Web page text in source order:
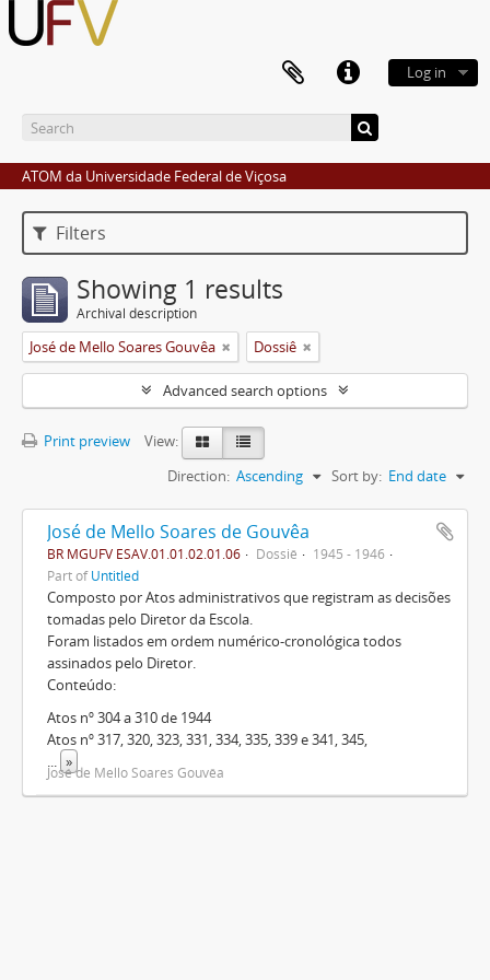
Log in
ATOM da Universidade Federal de Viçosa
Filters
Showing 1 results
Archival description
José de Mello Soares Gouvêa Dossiê
Advanced search options
Print preview
View:
Sort by: End date
Direction: Ascending
José de Mello Soares de Gouvêa
BR MGUFV ESAV.01.01.02.01.06 Dossiê
1945 - 1946
Part ofUntitled
Composto por Atos administrativos que registram as decisões
tomadas pelo Diretor da Escola.
Foram listados em ordem numérico-cronológica todos
assinados pelo Diretor.
Conteúdo:
Atos nº 304 a 310 de 1944
Atos nº 317, 320, 323, 331, 334, 335, 339 e 341, 345,
»
José de Mello Soares Gouvêa